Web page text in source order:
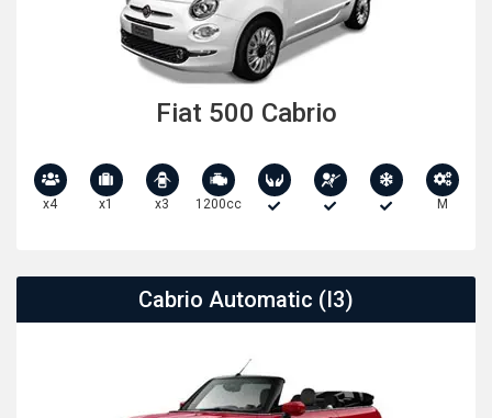
Fiat 500 Cabrio
x4 x1 x3 1200cc M
Cabrio Automatic (I3)